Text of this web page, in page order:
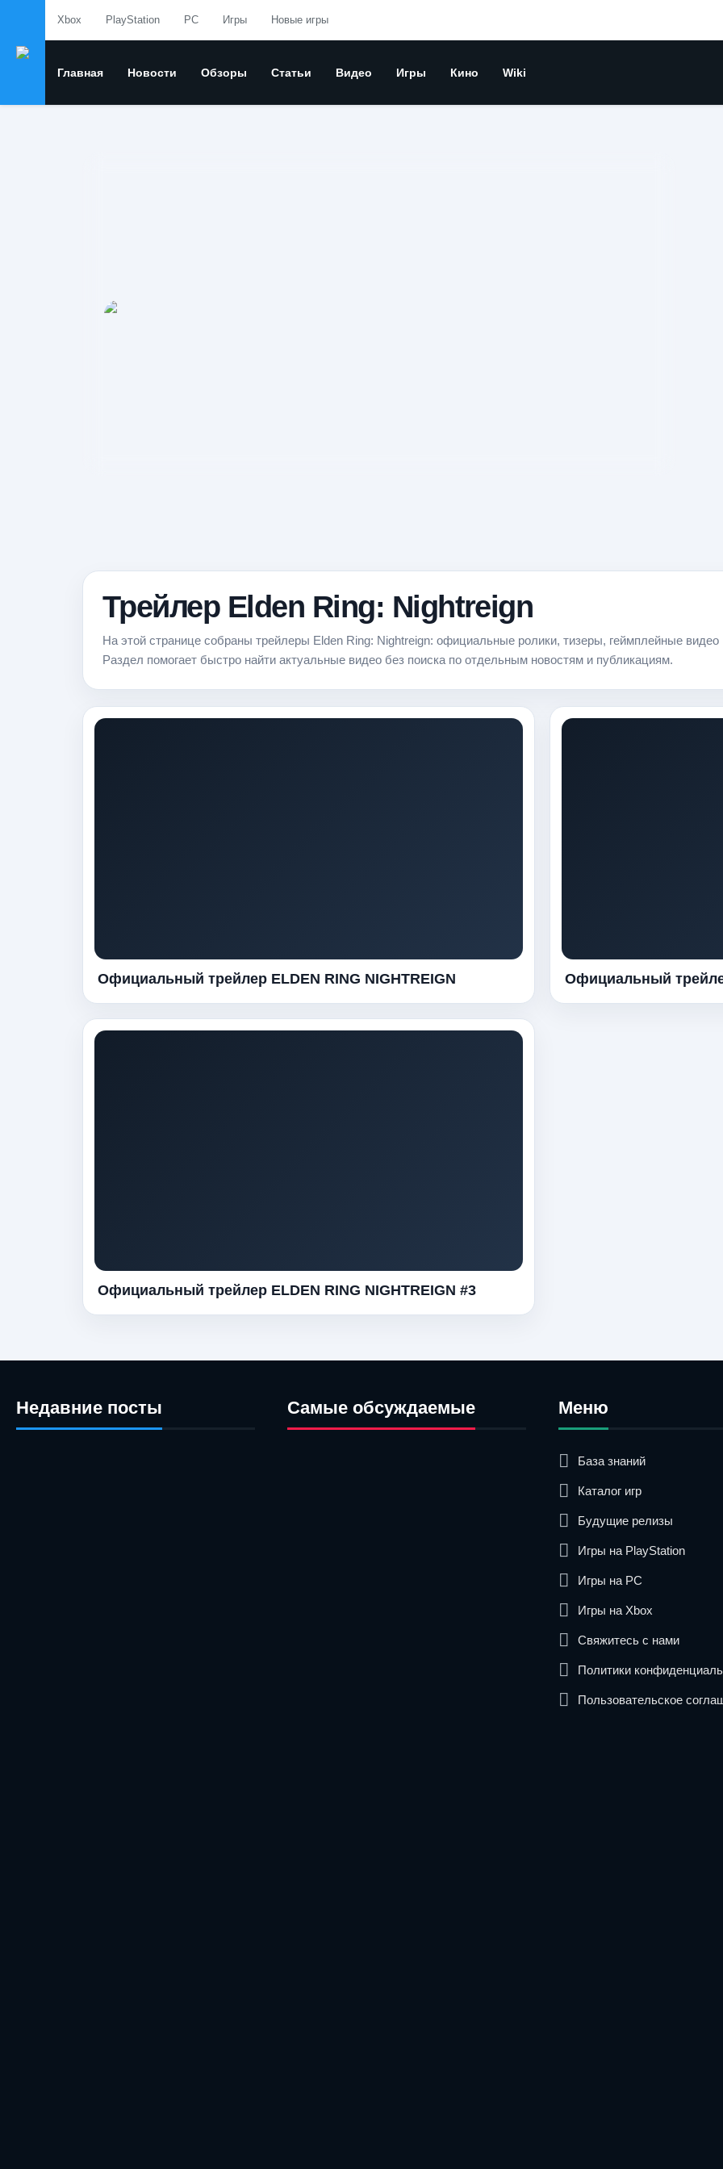
Xbox PlayStation PC Игры Новые игры
Главная Новости Обзоры Статьи Видео Игры Кино Wiki
Трейлер Elden Ring: Nightreign
На этой странице собраны трейлеры Elden Ring: Nightreign: официальные ролики, тизеры, геймплейные видео
Раздел помогает быстро найти актуальные видео без поиска по отдельным новостям и публикациям.
Официальный трейлер ELDEN RING NIGHTREIGN Официальный
Официальный трейлер ELDEN RING NIGHTREIGN #3
Недавние посты Самые обсуждаемые Меню
База знаний
Каталог игр
Будущие релизы
Игры на PlayStation
Игры на PC
Игры на Xbox
Свяжитесь с нами
Политики
Пользовательское